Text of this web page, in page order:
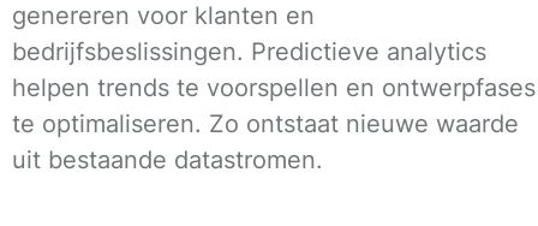
genereren voor klanten en
bedrijfsbeslissingen. Predictieve analytics
helpen trends te voorspellen en ontwerpfases
te optimaliseren. Zo ontstaat nieuwe waarde
uit bestaande datastromen.